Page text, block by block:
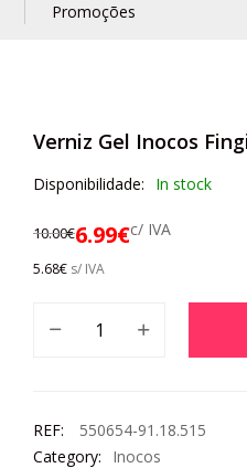
Promoções
Verniz Gel Inocos
Disponibilidade: In stock
10.00€6.99€c/ IVA
5.68€ s/ IVA
REF:
550654-91.18.515
Category:
Inocos